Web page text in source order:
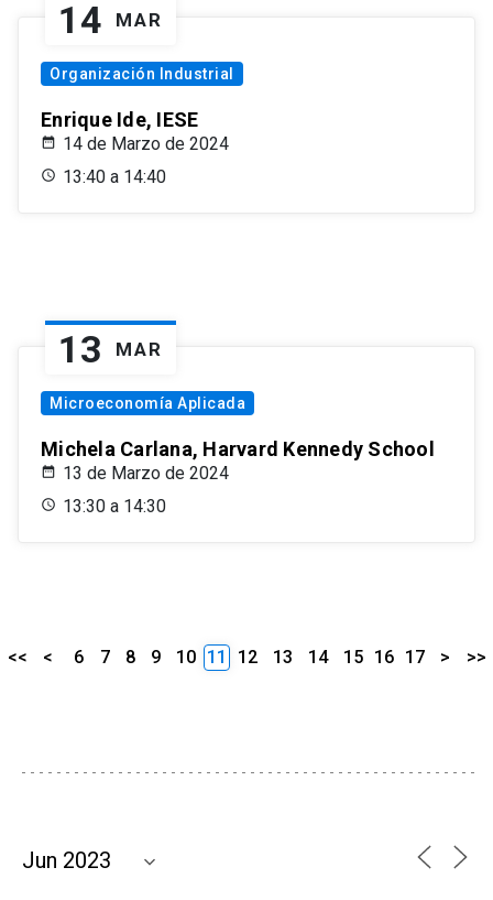
14 MAR
Organización Industrial
Enrique Ide, IESE
14 de Marzo de 2024
13:40 a 14:40
13 MAR
Microeconomía Aplicada
Michela Carlana, Harvard Kennedy School
13 de Marzo de 2024
13:30 a 14:30
<< < 6 7 8 9 10 11 12 13 14 15 16 17 > >>